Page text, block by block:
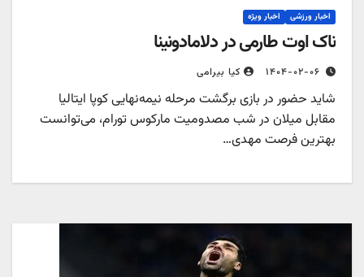
اخبار ورزشی اخبار ویژه
ناک اوت طارمی در دلامادونینا
۱۴۰۴-۰۲-۰۶ کیا بیرامی
شاید حضور در بازی برگشت مرحله نیمه‌نهایی کوپا ایتالیا
مقابل میلان در شب مصدومیت مارکوس تورام، می‌توانست
بهترین فرصت مهدی…